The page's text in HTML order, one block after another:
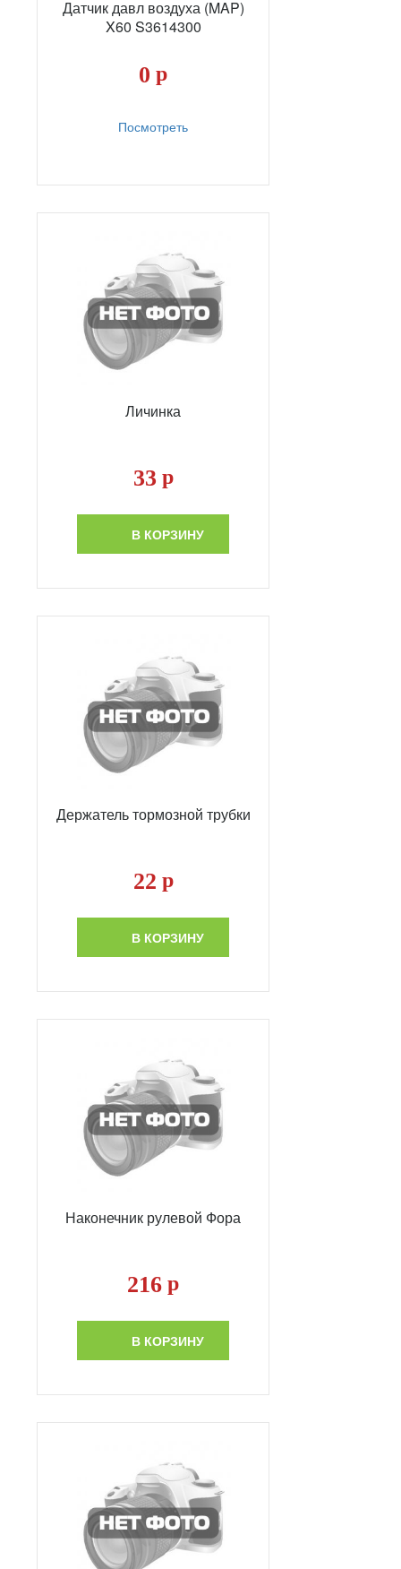
Датчик давл воздуха (MAP)
X60 S3614300
0 р
Посмотреть
Личинка
33 р
В КОРЗИНУ
Держатель тормозной трубки
22 р
В КОРЗИНУ
Наконечник рулевой Фора
216 р
В КОРЗИНУ